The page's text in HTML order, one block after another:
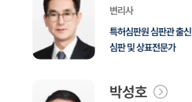
변리사
특허심판원 심판관 출신
심판 및 상표전문가
박성호